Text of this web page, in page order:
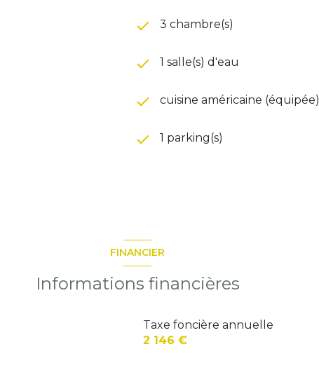
3 chambre(s)
1 salle(s) d'eau
cuisine américaine (équipée)
1 parking(s)
FINANCIER
Informations financières
Taxe foncière annuelle
2 146 €